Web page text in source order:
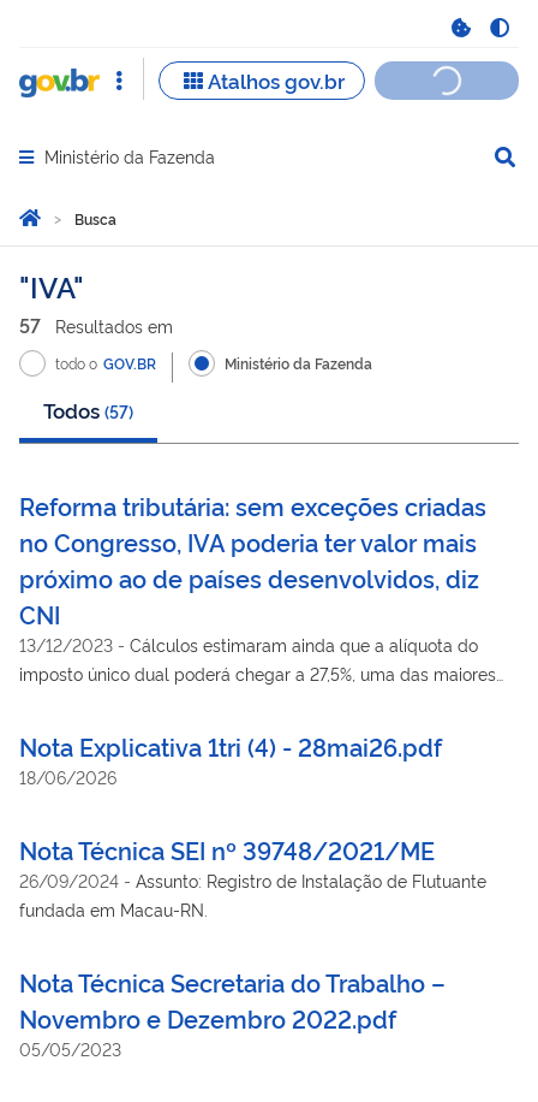
Abrir menu principal de navegação
Ministério da Fazenda
Você está aqui:
Página Inicial
Busca
Busca
IVA
57 Resultados em
todo o GOV.BR Ministério da Fazenda
Todos (57)
Reforma tributária: sem exceções criadas
no Congresso, IVA poderia ter valor mais
próximo ao de países desenvolvidos, diz
CNI
13/12/2023 - Cálculos estimaram ainda que a alíquota do
imposto único dual poderá chegar a 27,5%, uma das maiores
Nota Explicativa 1tri (4) - 28mai26.pdf
18/06/2026
Nota Técnica SEI nº 39748/2021/ME
26/09/2024 - Assunto: Registro de Instalação de Flutuante
fundada em Macau-RN.
Nota Técnica Secretaria do Trabalho –
Novembro e Dezembro 2022.pdf
05/05/2023